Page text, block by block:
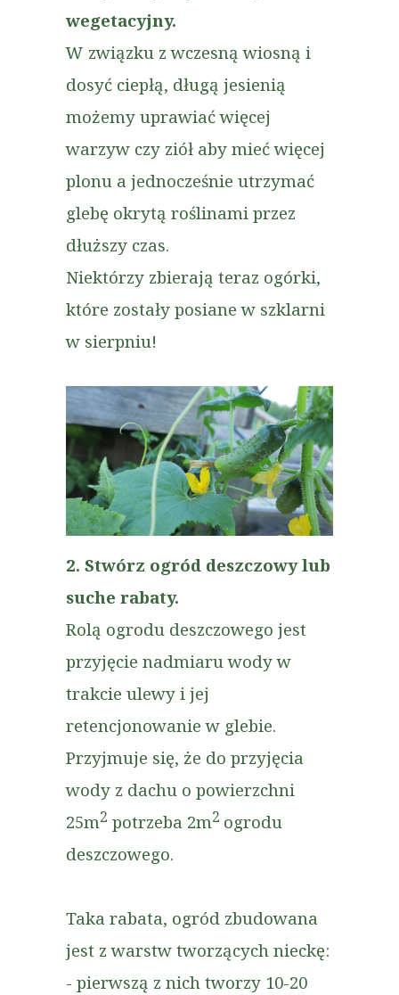
wegetacyjny.
W związku z wczesną wiosną i
dosyć ciepłą, długą jesienią
możemy uprawiać więcej
warzyw czy ziół aby mieć więcej
plonu a jednocześnie utrzymać
glebę okrytą roślinami przez
dłuższy czas.
Niektórzy zbierają teraz ogórki,
które zostały posiane w szklarni
w sierpniu!
2. Stwórz ogród deszczowy lub
suche rabaty.
Rolą ogrodu deszczowego jest
przyjęcie nadmiaru wody w
trakcie ulewy i jej
retencjonowanie w glebie.
Przyjmuje się, że do przyjęcia
wody z dachu o powierzchni
25m2 potrzeba 2m2 ogrodu
deszczowego.
Taka rabata, ogród zbudowana
jest z warstw tworzących nieckę:
- pierwszą z nich tworzy 10-20